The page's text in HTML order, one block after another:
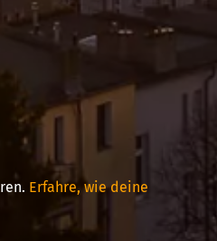
Erfahre, wie deine